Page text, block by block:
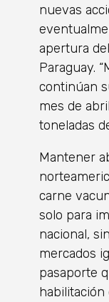
nuevas
apertura
Paraguay.
continúan
mes de
toneladas
Mantener
carne
solo para
nacional,
mercados
pasaporte
habilitación